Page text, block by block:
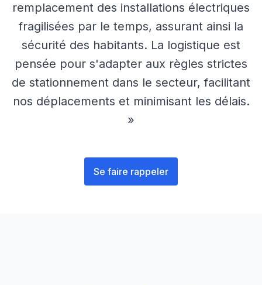
remplacement des installations électriques
fragilisées par le temps, assurant ainsi la
sécurité des habitants. La logistique est
pensée pour s'adapter aux règles strictes
de stationnement dans le secteur, facilitant
nos déplacements et minimisant les délais.
»
Se faire rappeler